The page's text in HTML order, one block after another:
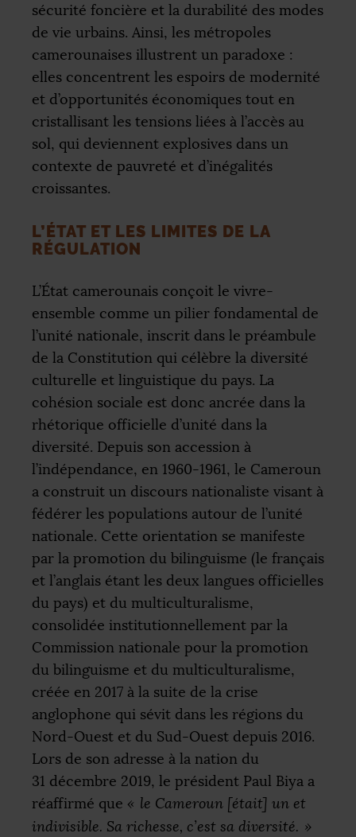
sécurité foncière et la durabilité des modes
de vie urbains. Ainsi, les métropoles
camerounaises illustrent un paradoxe :
elles concentrent les espoirs de modernité
et d’opportunités économiques tout en
cristallisant les tensions liées à l’accès au
sol, qui deviennent explosives dans un
contexte de pauvreté et d’inégalités
croissantes.
L’ÉTAT ET LES LIMITES DE LA
RÉGULATION
L’État camerounais conçoit le vivre-
ensemble comme un pilier fondamental de
l’unité nationale, inscrit dans le préambule
de la Constitution qui célèbre la diversité
culturelle et linguistique du pays. La
cohésion sociale est donc ancrée dans la
rhétorique officielle d’unité dans la
diversité. Depuis son accession à
l’indépendance, en 1960-1961, le Cameroun
a construit un discours nationaliste visant à
fédérer les populations autour de l’unité
nationale. Cette orientation se manifeste
par la promotion du bilinguisme (le français
et l’anglais étant les deux langues officielles
du pays) et du multiculturalisme,
consolidée institutionnellement par la
Commission nationale pour la promotion
du bilinguisme et du multiculturalisme,
créée en 2017 à la suite de la crise
anglophone qui sévit dans les régions du
Nord-Ouest et du Sud-Ouest depuis 2016.
Lors de son adresse à la nation du
31 décembre 2019, le président Paul Biya a
réaffirmé que « le Cameroun [était] un et
indivisible. Sa richesse, c’est sa diversité. »